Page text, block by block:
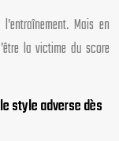
Mais en
la victime du score
style adverse dès